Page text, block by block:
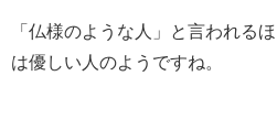
「仏様のような人」と言われる
は優しい人のようですね。